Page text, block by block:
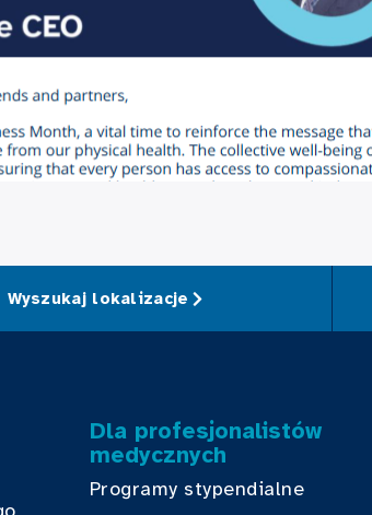
Wyszukaj lokalizacje
Dla profesjonalistów
medycznych
Programy stypendialne